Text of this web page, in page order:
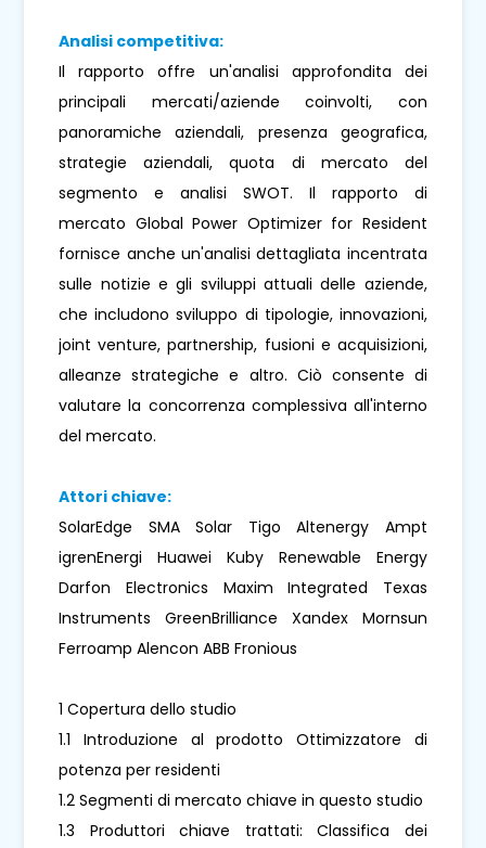
Analisi competitiva:
Il rapporto offre un'analisi approfondita dei
principali mercati/aziende coinvolti, con
panoramiche aziendali, presenza geografica,
strategie aziendali, quota di mercato del
segmento e analisi SWOT. Il rapporto di
mercato Global Power Optimizer for Resident
fornisce anche un'analisi dettagliata incentrata
sulle notizie e gli sviluppi attuali delle aziende,
che includono sviluppo di tipologie, innovazioni,
joint venture, partnership, fusioni e acquisizioni,
alleanze strategiche e altro. Ciò consente di
valutare la concorrenza complessiva all'interno
del mercato.
Attori chiave:
SolarEdge SMA Solar Tigo Altenergy Ampt
igrenEnergi Huawei Kuby Renewable Energy
Darfon Electronics Maxim Integrated Texas
Instruments GreenBrilliance Xandex Mornsun
Ferroamp Alencon ABB Fronious
1 Copertura dello studio
1.1 Introduzione al prodotto Ottimizzatore di
potenza per residenti
1.2 Segmenti di mercato chiave in questo studio
1.3 Produttori chiave trattati: Classifica dei